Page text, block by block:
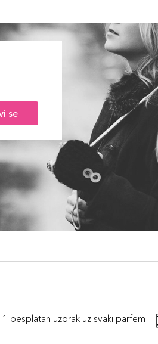
se
1 besplatan uzorak uz svaki parfem